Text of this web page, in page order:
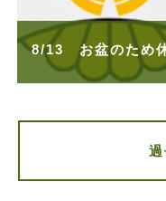
8/13 お盆のため